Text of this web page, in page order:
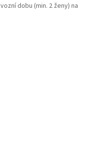
dobu (min. 2 ženy) na